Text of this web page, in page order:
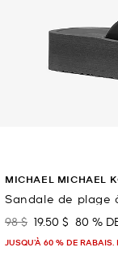
MICHAEL MICHAEL
Sandale de plage
était
98 $ maintenant
19.50 $ 80 %
JUSQU’À 60 % DE